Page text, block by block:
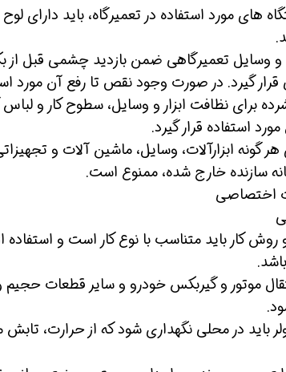
های مورد استفاده در تعمیرگاه، باید
و وسایل تعمیرگاهی ضمن بازدید چشمی قبل از
قرار گیرد. در صورت وجود نقص تا رفع آن مورد
برای نظافت ابزار و وسایل، سطوح کار و
استفاده قرار گیرد.
گونه ابزارآلات، وسایل، ماشین آلات و
سازنده خارج شده، ممنوع است.
اختصاصی
و روش کار باید متناسب با نوع کار است و
موتور و گیربکس خودرو و سایر قطعات حجیم
باید در محلی نگهداری شود که از حرارت،